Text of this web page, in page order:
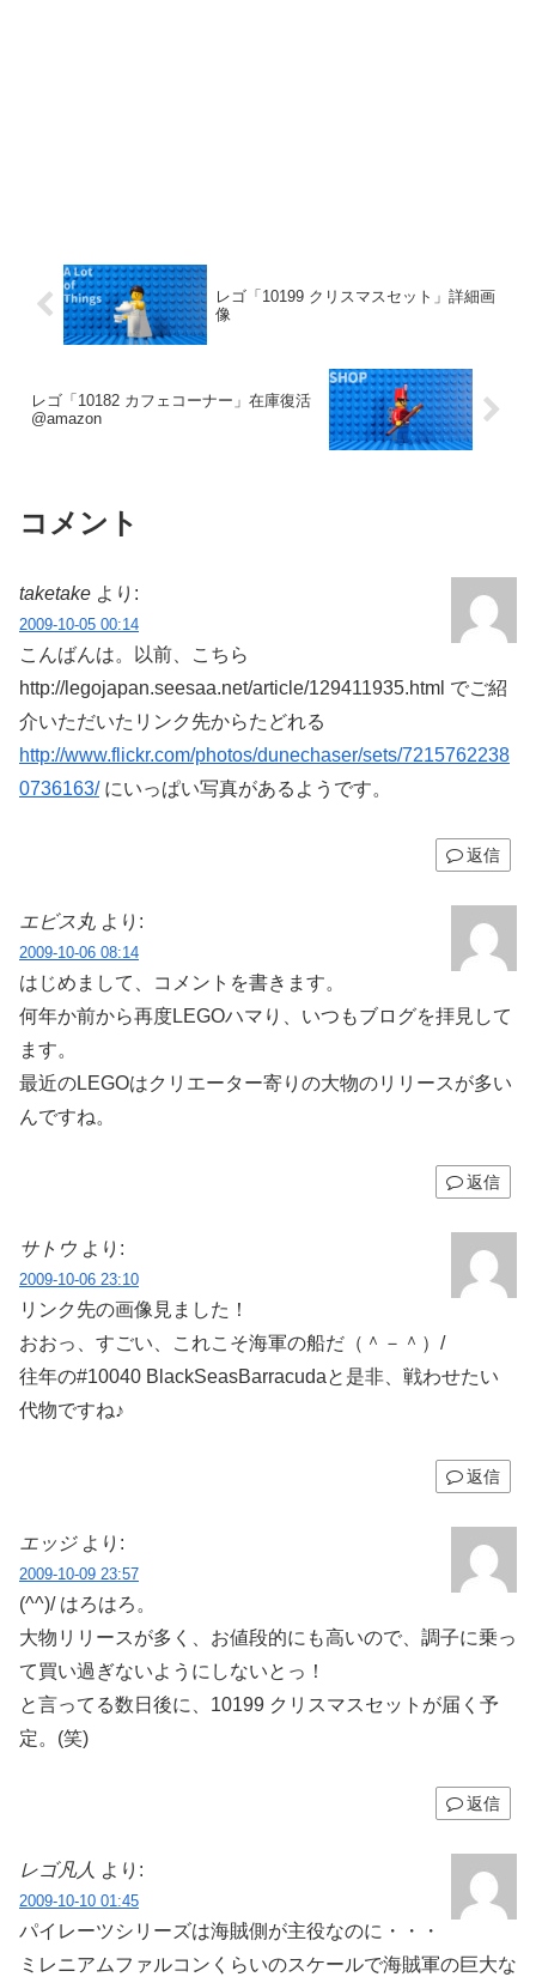
レゴ「10199 クリスマスセット」詳細画
像
レゴ「10182 カフェコーナー」在庫復活
@amazon
コメント
taketake より:
2009-10-05 00:14
こんばんは。以前、こちら
http://legojapan.seesaa.net/article/129411935.html でご紹
介いただいたリンク先からたどれる
http://www.flickr.com/photos/dunechaser/sets/7215762238
0736163/にいっぱい写真があるようです。
返信
エビス丸 より:
2009-10-06 08:14
はじめまして、コメントを書きます。
何年か前から再度LEGOハマり、いつもブログを拝見して
ます。
最近のLEGOはクリエーター寄りの大物のリリースが多い
んですね。
返信
サトウ より:
2009-10-06 23:10
リンク先の画像見ました！
おおっ、すごい、これこそ海軍の船だ（＾－＾）/
往年の#10040 BlackSeasBarracudaと是非、戦わせたい
代物ですね♪
返信
エッジ より:
2009-10-09 23:57
(^^)/ はろはろ。
大物リリースが多く、お値段的にも高いので、調子に乗っ
て買い過ぎないようにしないとっ！
と言ってる数日後に、10199 クリスマスセットが届く予
定。(笑)
返信
レゴ凡人 より:
2009-10-10 01:45
パイレーツシリーズは海賊側が主役なのに・・・
ミレニアムファルコンくらいのスケールで海賊軍の巨大な